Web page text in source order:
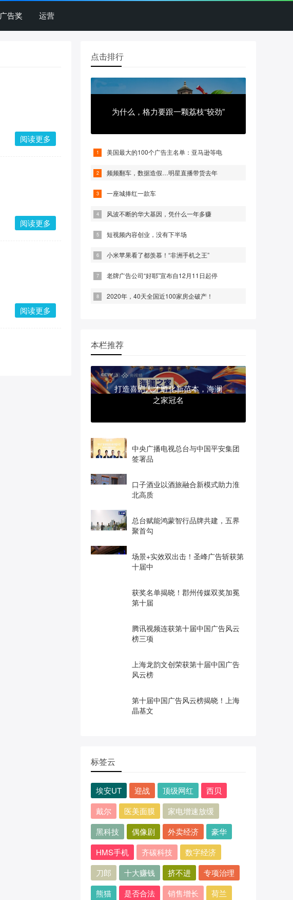
广告奖 运营
阅读更多
阅读更多
阅读更多
点击排行
为什么，格力要跟一颗荔枝“较劲”
美国最大的100个广告主名单：亚马逊等电
频频翻车，数据造假…明星直播带货去年
一座城捧红一款车
风波不断的华大基因，凭什么一年多赚
短视频内容创业，没有下半场
小米苹果看了都羡慕！“非洲手机之王”
老牌广告公司“好耶”宣布自12月11日起停
2020年，40天全国近100家房企破产！
本栏推荐
打造喜剧人才孵化新范本，海澜
之家冠名
中央广播电视总台与中国平安集团
签署品
口子酒业以酒旅融合新模式助力淮
北高质
总台赋能鸿蒙智行品牌共建，五界
聚首勾
场景+实效双出击！圣峰广告斩获第
十届中
获奖名单揭晓！郡州传媒双奖加冕
第十届
腾讯视频连获第十届中国广告风云
榜三项
上海龙韵文创荣获第十届中国广告
风云榜
第十届中国广告风云榜揭晓！上海
晶基文
标签云
埃安UT 迎战 顶级网红
西贝
戴尔
医美面膜
家电增速放缓
黑科技
偶像剧 外卖经济
豪华
HMS手机
齐碳科技
数字经济
刀郎
十大赚钱 挤不进
专项治理
熊猫
是否合法 销售增长
荷兰